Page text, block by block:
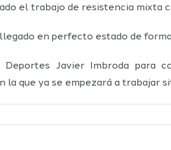
el trabajo de resistencia mixta
en perfecto estado de
Javier Imbroda para
que ya se empezará a trabajar